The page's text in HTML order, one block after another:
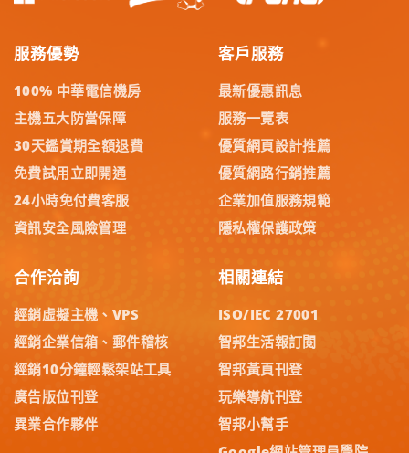
服務優勢
100% 中華電信機房
主機五大防當保障
30天鑑賞期全額退費
免費試用立即開通
24小時免付費客服
資訊安全風險管理
客戶服務
最新優惠訊息
服務一覽表
優質網頁設計推薦
優質網路行銷推薦
企業加值服務規範
隱私權保護政策
合作洽詢
經銷虛擬主機、VPS
經銷企業信箱、郵件稽核
經銷10分鐘輕鬆架站工具
廣告版位刊登
異業合作夥伴
相關連結
ISO/IEC 27001
智邦生活報訂閱
智邦黃頁刊登
玩樂導航刊登
智邦小幫手